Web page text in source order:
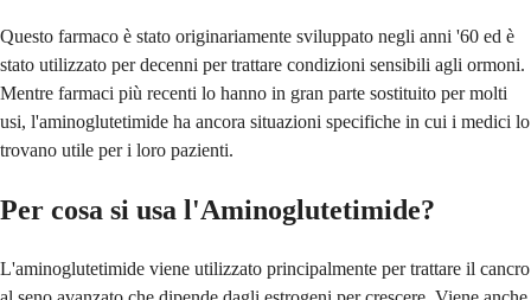
Questo farmaco è stato originariamente sviluppato negli anni '60 ed è
stato utilizzato per decenni per trattare condizioni sensibili agli ormoni.
Mentre farmaci più recenti lo hanno in gran parte sostituito per molti
usi, l'aminoglutetimide ha ancora situazioni specifiche in cui i medici lo
trovano utile per i loro pazienti.
Per cosa si usa l'Aminoglutetimide?
L'aminoglutetimide viene utilizzato principalmente per trattare il cancro